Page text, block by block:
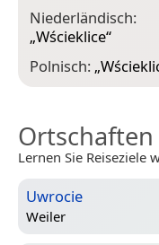
Niederländisch:
„Wścieklice“
Polnisch: „
Lernen Sie Reiseziele
Uwrocie
Weiler